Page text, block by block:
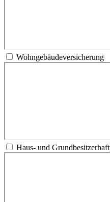
Wohngebäudeversicherung
Haus- und